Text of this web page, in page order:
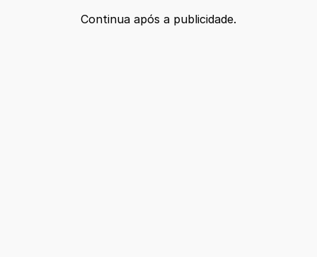
Continua após a publicidade.